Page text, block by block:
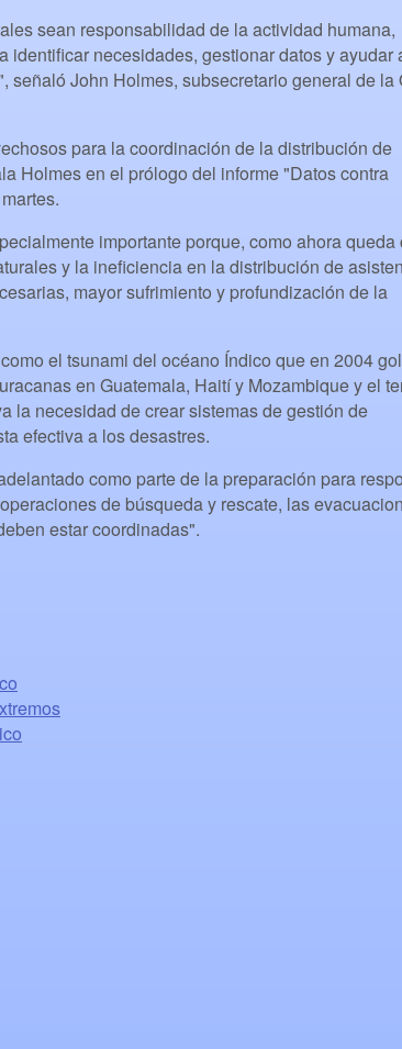
sean responsabilidad de la actividad humana,
identificar necesidades, gestionar datos y ayudar
señaló John Holmes, subsecretario general de la
para la coordinación de la distribución de
Holmes en el prólogo del informe "Datos contra
importante porque, como ahora queda
y la ineficiencia en la distribución de
mayor sufrimiento y profundización de la
el tsunami del océano Índico que en 2004
en Guatemala, Haití y Mozambique y el
la necesidad de crear sistemas de gestión de
efectiva a los desastres.
como parte de la preparación para
de búsqueda y rescate, las
estar coordinadas".